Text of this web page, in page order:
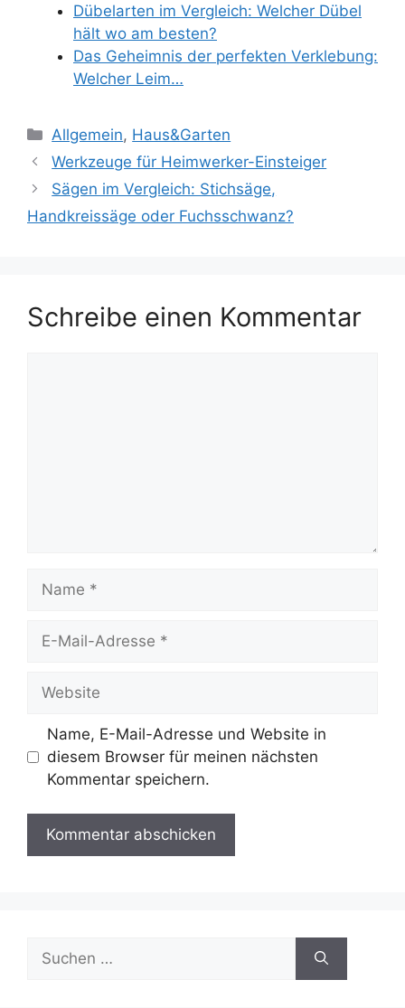
Dübelarten im Vergleich: Welcher Dübel
hält wo am besten?
Das Geheimnis der perfekten Verklebung:
Welcher Leim…
Kategorien
Allgemein, Haus&Garten
Werkzeuge für Heimwerker-Einsteiger
Sägen im Vergleich: Stichsäge,
Handkreissäge oder Fuchsschwanz?
Schreibe einen Kommentar
Mail-
Name, E-Mail-Adresse und Website in
diesem Browser für meinen nächsten
Kommentar speichern.
Suche
nach: